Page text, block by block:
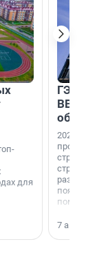
для
ГЭС,
ВВП: в
об
2026-й —
раз. В
7